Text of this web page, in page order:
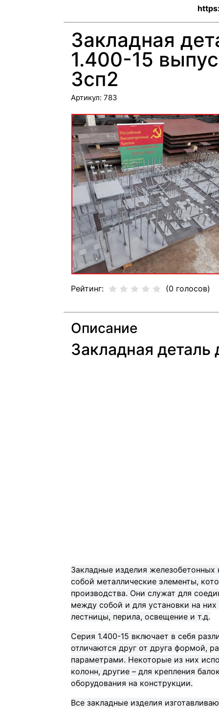
Закладная
1.400-15
3сп2
Артикул: 783
Рейтинг: (0 голосов)
Описание
Закладная
Закладные изделия
собой металлические элементы,
производства. Они служат для
между собой и для установки на
лестницы, перила, освещение и т.д.
Серия 1.400-15 включает в себя
отличаются друг от друга формой,
параметрами. Некоторые из них
колонн, другие – для крепления
оборудования на конструкции.
Все закладные изделия